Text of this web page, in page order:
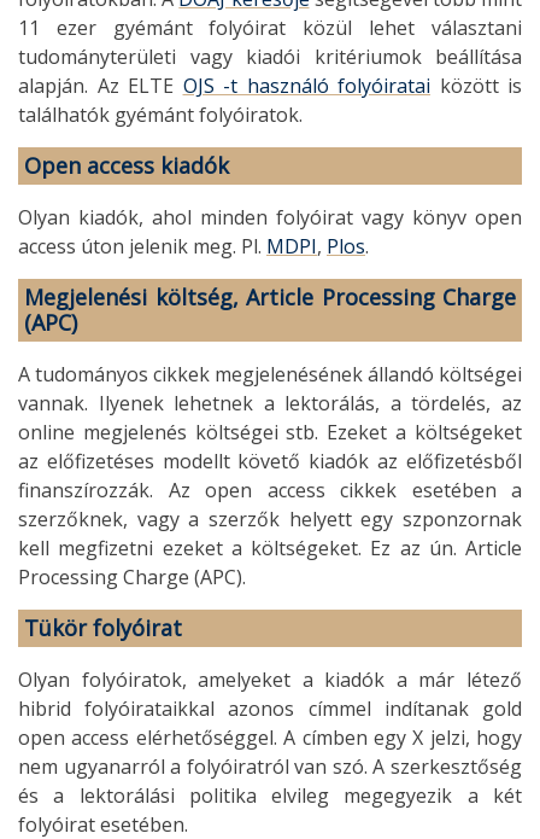
11 ezer gyémánt folyóirat közül lehet választani
tudományterületi vagy kiadói kritériumok beállítása
alapján. Az ELTE OJS -t használó folyóiratai között is
találhatók gyémánt folyóiratok.
Open access kiadók
Olyan kiadók, ahol minden folyóirat vagy könyv open
access úton jelenik meg. Pl. MDPI, Plos.
Megjelenési költség, Article Processing Charge
(APC)
A tudományos cikkek megjelenésének állandó költségei
vannak. Ilyenek lehetnek a lektorálás, a tördelés, az
online megjelenés költségei stb. Ezeket a költségeket
az előfizetéses modellt követő kiadók az előfizetésből
finanszírozzák. Az open access cikkek esetében a
szerzőknek, vagy a szerzők helyett egy szponzornak
kell megfizetni ezeket a költségeket. Ez az ún. Article
Processing Charge (APC).
Tükör folyóirat
Olyan folyóiratok, amelyeket a kiadók a már létező
hibrid folyóirataikkal azonos címmel indítanak gold
open access elérhetőséggel. A címben egy X jelzi, hogy
nem ugyanarról a folyóiratról van szó. A szerkesztőség
és a lektorálási politika elvileg megegyezik a két
folyóirat esetében.